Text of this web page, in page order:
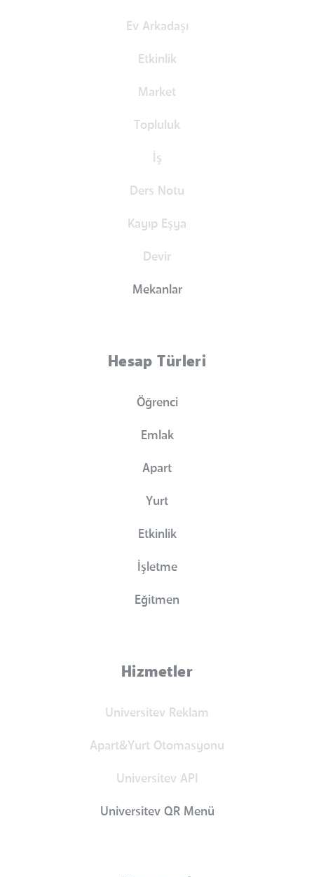
Ev Arkadaşı
Etkinlik
Market
Topluluk
İş
Ders Notu
Kayıp Eşya
Devir
Mekanlar
Hesap Türleri
Öğrenci
Emlak
Apart
Yurt
Etkinlik
İşletme
Eğitmen
Hizmetler
Universitev Reklam
Apart&Yurt Otomasyonu
Universitev API
Universitev QR Menü